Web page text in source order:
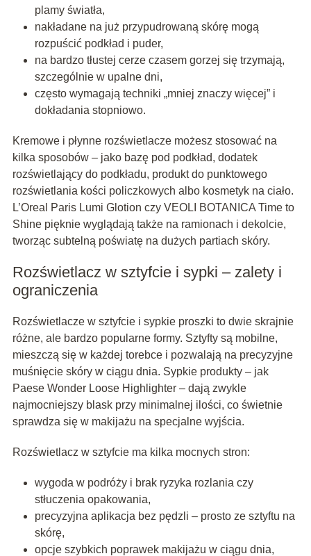
plamy światła,
nakładane na już przypudrowaną skórę mogą
rozpuścić podkład i puder,
na bardzo tłustej cerze czasem gorzej się trzymają,
szczególnie w upalne dni,
często wymagają techniki „mniej znaczy więcej” i
dokładania stopniowo.
Kremowe i płynne rozświetlacze możesz stosować na
kilka sposobów – jako bazę pod podkład, dodatek
rozświetlający do podkładu, produkt do punktowego
rozświetlania kości policzkowych albo kosmetyk na ciało.
L’Oreal Paris Lumi Glotion czy VEOLI BOTANICA Time to
Shine pięknie wyglądają także na ramionach i dekolcie,
tworząc subtelną poświatę na dużych partiach skóry.
Rozświetlacz w sztyfcie i sypki – zalety i
ograniczenia
Rozświetlacze w sztyfcie i sypkie proszki to dwie skrajnie
różne, ale bardzo popularne formy. Sztyfty są mobilne,
mieszczą się w każdej torebce i pozwalają na precyzyjne
muśnięcie skóry w ciągu dnia. Sypkie produkty – jak
Paese Wonder Loose Highlighter – dają zwykle
najmocniejszy blask przy minimalnej ilości, co świetnie
sprawdza się w makijażu na specjalne wyjścia.
Rozświetlacz w sztyfcie ma kilka mocnych stron:
wygoda w podróży i brak ryzyka rozlania czy
stłuczenia opakowania,
precyzyjna aplikacja bez pędzli – prosto ze sztyftu na
skórę,
opcje szybkich poprawek makijażu w ciągu dnia,